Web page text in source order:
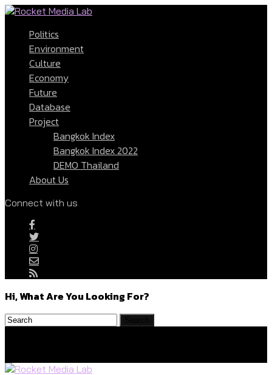
Politics
Environment
Culture
Economy
Future
Database
Project
Bangkok Index
Bangkok Index 2022
DEMO Thailand
About Us
Connect with us
Hi, What Are You Looking For?